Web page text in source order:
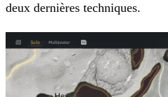
deux dernières techniques.